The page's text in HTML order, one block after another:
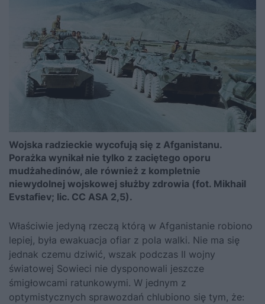
Wojska radzieckie wycofują się z Afganistanu.
Porażka wynikał nie tylko z zaciętego oporu
mudżahedinów, ale również z kompletnie
niewydolnej wojskowej służby zdrowia (fot. Mikhail
Evstafiev; lic. CC ASA 2,5).
Właściwie jedyną rzeczą którą w Afganistanie robiono
lepiej, była ewakuacja ofiar z pola walki. Nie ma się
jednak czemu dziwić, wszak podczas II wojny
światowej Sowieci nie dysponowali jeszcze
śmigłowcami ratunkowymi. W jednym z
optymistycznych sprawozdań chlubiono się tym, że: